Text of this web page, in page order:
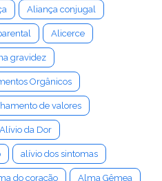
Aliança conjugal
Alicerce
gravidez
Orgânicos
de valores
Alívio da Dor
alívio dos sintomas
do coração Alma Gêmea